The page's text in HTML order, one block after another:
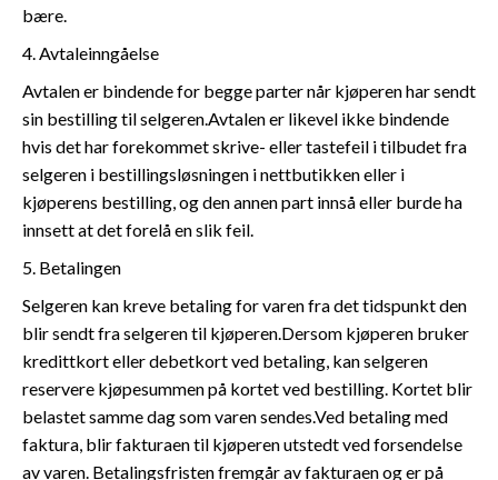
bære.
4. Avtaleinngåelse
Avtalen er bindende for begge parter når kjøperen har sendt
sin bestilling til selgeren.Avtalen er likevel ikke bindende
hvis det har forekommet skrive- eller tastefeil i tilbudet fra
selgeren i bestillingsløsningen i nettbutikken eller i
kjøperens bestilling, og den annen part innså eller burde ha
innsett at det forelå en slik feil.
5. Betalingen
Selgeren kan kreve betaling for varen fra det tidspunkt den
blir sendt fra selgeren til kjøperen.Dersom kjøperen bruker
kredittkort eller debetkort ved betaling, kan selgeren
reservere kjøpesummen på kortet ved bestilling. Kortet blir
belastet samme dag som varen sendes.Ved betaling med
faktura, blir fakturaen til kjøperen utstedt ved forsendelse
av varen. Betalingsfristen fremgår av fakturaen og er på